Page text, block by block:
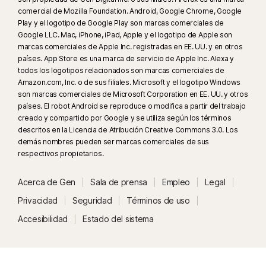
Instagram y LinkedIn solo está disponible la función de toma de cuentas.
La Protección contra deepfakes automática funciona solo para videos
en inglés en plataformas de redes sociales o de video compatibles; para
otras plataformas, usa el análisis manual. Requiere Windows 11 o
posterior y un navegador compatible. La detección automática además
requiere una PC con IA (CPU Qualcomm o Intel de mínimo 8 núcleos,
16 GB de RAM) o una PC sin IA (CPU de mínimo 6 núcleos de cualquier
marca, 16 GB de RAM). Para las PC sin IA con CPU de mínimo 4 núcleos y
8 GB de RAM, solo está disponible el análisis manual. Para ver todos los
detalles, visitaNorton.com/deepfakesupport
La Protección contra deepfakes en el Asistente de IA Norton Genie está
disponible actualmente en acceso anticipado y solo funciona con videos
comercial de Mozilla Foundation. Android, Google Chrome, Google
Play y el logotipo de Google Play son marcas comerciales de
Google LLC. Mac, iPhone, iPad, Apple y el logotipo de Apple son
marcas comerciales de Apple Inc. registradas en EE. UU. y en otros
países. App Store es una marca de servicio de Apple Inc. Alexa y
todos los logotipos relacionados son marcas comerciales de
Amazon.com, Inc. o de sus filiales. Microsoft y el logotipo Windows
son marcas comerciales de Microsoft Corporation en EE. UU. y otros
países. El robot Android se reproduce o modifica a partir del trabajo
creado y compartido por Google y se utiliza según los términos
descritos en la Licencia de Atribución Creative Commons 3.0. Los
demás nombres pueden ser marcas comerciales de sus
respectivos propietarios.
Acerca de Gen Sala de prensa Empleo
Legal
Privacidad
Seguridad
Términos de uso
Accesibilidad
Estado del sistema